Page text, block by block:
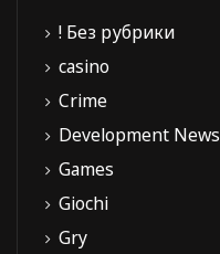
! Без рубрики
casino
Crime
Development News
Games
Giochi
Gry